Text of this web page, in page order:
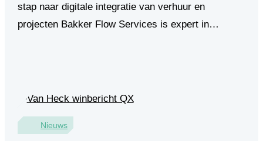
stap naar digitale integratie van verhuur en
projecten Bakker Flow Services is expert in…
Nieuws